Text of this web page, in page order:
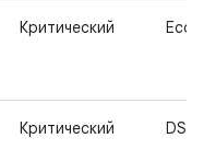
Критический
Критический